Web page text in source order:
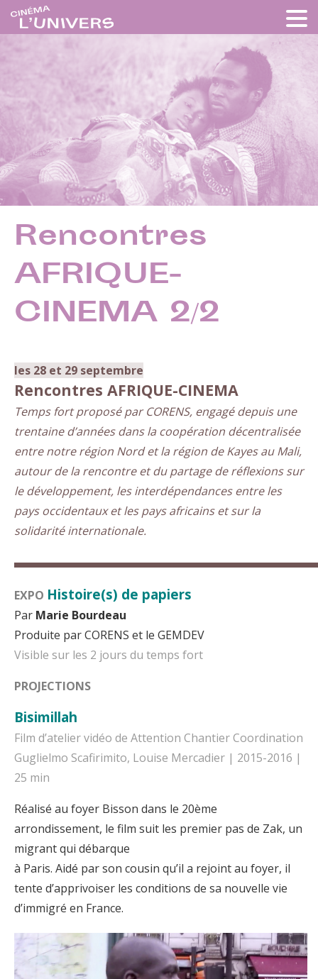
Rencontres
AFRIQUE-
CINEMA 2/2
les 28 et 29 septembre
Rencontres AFRIQUE-CINEMA
Temps fort proposé par CORENS, engagé depuis une
trentaine d’années dans la coopération décentralisée
entre notre région Nord et la région de Kayes au Mali,
autour de la rencontre et du partage de réflexions sur
le développement, les interdépendances entre les
pays occidentaux et les pays africains et sur la
solidarité internationale.
▬▬▬▬▬▬▬▬▬▬▬▬▬▬▬▬▬
EXPO Histoire(s) de papiers
Par Marie Bourdeau
Produite par CORENS et le GEMDEV
Visible sur les 2 jours du temps fort
PROJECTIONS
Bisimillah
Film d’atelier vidéo de Attention Chantier Coordination
Guglielmo Scafirimito, Louise Mercadier | 2015-2016 |
25 min
Réalisé au foyer Bisson dans le 20ème
arrondissement, le film suit les premier pas de Zak, un
migrant qui débarque
à Paris. Aidé par son cousin qu’il a rejoint au foyer, il
tente d’apprivoiser les conditions de sa nouvelle vie
d’immigré en France.